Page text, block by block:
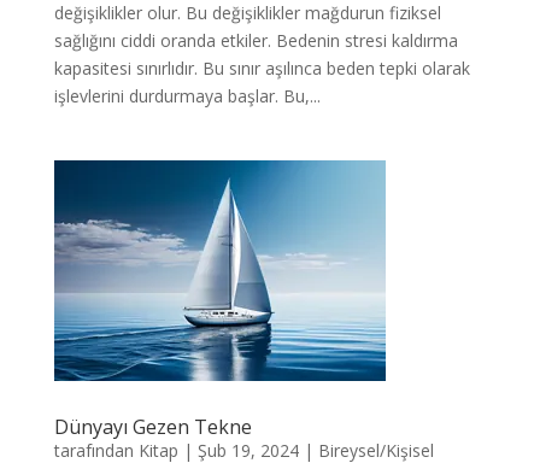
değişiklikler olur. Bu değişiklikler mağdurun fiziksel
sağlığını ciddi oranda etkiler. Bedenin stresi kaldırma
kapasitesi sınırlıdır. Bu sınır aşılınca beden tepki olarak
işlevlerini durdurmaya başlar. Bu,...
Dünyayı Gezen Tekne
tarafından Kitap | Şub 19, 2024| Bireysel/Kişisel